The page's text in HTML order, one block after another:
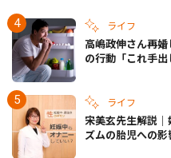
ライフ
高嶋政伸さん再
の行動「これ手
ライフ
宋美玄先生解説
ズムの胎児への